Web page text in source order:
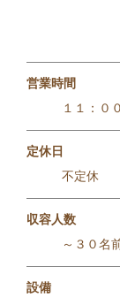
営業時間
１１：０
定休日
不定休
収容人数
～３０名
設備